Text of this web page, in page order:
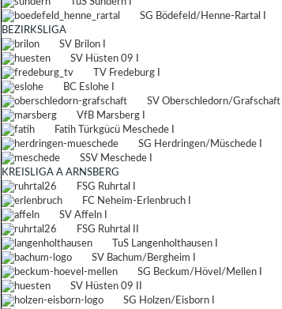
SG Bödefeld/Henne-Rartal I
BEZIRKSLIGA
SV Brilon I
SV Hüsten 09 I
TV Fredeburg I
BC Eslohe I
SV Oberschledorn/Grafschaft I
VfB Marsberg I
Fatih Türkgücü Meschede I
SG Herdringen/Müschede I
SSV Meschede I
KREISLIGA A ARNSBERG
FSG Ruhrtal I
FC Neheim-Erlenbruch I
SV Affeln I
FSG Ruhrtal II
TuS Langenholthausen I
SV Bachum/Bergheim I
SG Beckum/Hövel/Mellen I
SV Hüsten 09 II
SG Holzen/Eisborn I